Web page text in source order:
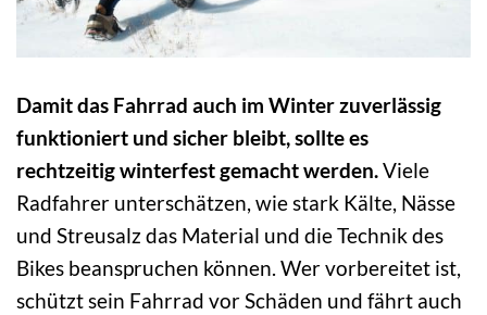
Damit das Fahrrad auch im Winter zuverlässig
funktioniert und sicher bleibt, sollte es
rechtzeitig winterfest gemacht werden.Viele
Radfahrer unterschätzen, wie stark Kälte, Nässe
und Streusalz das Material und die Technik des
Bikes beanspruchen können. Wer vorbereitet ist,
schützt sein Fahrrad vor Schäden und fährt auch